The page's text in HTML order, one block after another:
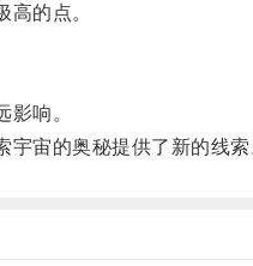
的点。
响。
宙的奥秘提供了新的线索